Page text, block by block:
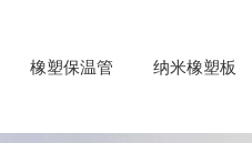
橡塑保温管 纳米橡塑板